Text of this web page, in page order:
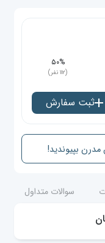
۵۰%
(۱۱۲ نفر)
ثبت سفارش
مدرن بپیوندید!
سوالات متداول